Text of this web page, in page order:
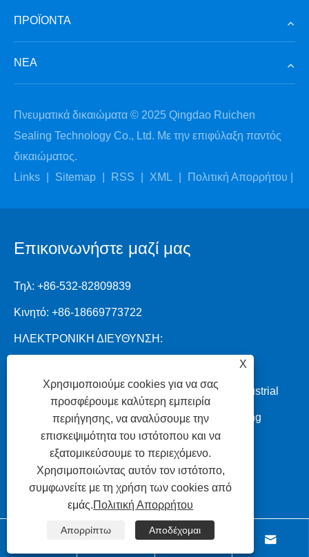
ΠΡΟΪΌΝΤΑ
ΝΈΑ
Πνευματικά δικαιώματα © 2025 Qingdao Ruichen
Sealing Technology Co., Ltd. Με την επιφύλαξη παντός
δικαιώματος.
Links
Sitemap RSS XML Πολιτική Απορρήτου
Επικοινωνήστε μαζί μας
Τηλ: +86-532-82809839
Κινητό: +86-18669773722
ΗΛΕΚΤΡΟΝΙΚΗ ΔΙΕΥΘΥΝΣΗ:
Διεύθυνση: No.1 Ruichen Road, Dongliuting Industrial
Park, Chengyang District, Qingdao City, Shandong
Province, Κίνα
 
X
Χρησιμοποιούμε cookies για να σας
προσφέρουμε καλύτερη εμπειρία
περιήγησης, να αναλύσουμε την
επισκεψιμότητα του ιστότοπου και να
εξατομικεύσουμε το περιεχόμενο.
Χρησιμοποιώντας αυτόν τον ιστότοπο,
συμφωνείτε με τη χρήση των cookies από
εμάς.Πολιτική Απορρήτου
Απορρίπτω Αποδέχομαι